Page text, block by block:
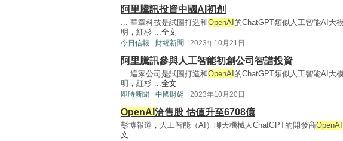
阿里騰訊投資中國AI初創
... 華章科技是試圖打造和OpenAI 的ChatGPT類似人工智能AI大
明，紅杉 ...全文
今日信報 財經新聞 2023年10月21日
阿里騰訊參與人工智能初創公司智譜投資
... 這家公司是試圖打造和OpenAI 的ChatGPT類似人工智能AI大
明，紅杉 ...全文
即時新聞 中國財經 2023年10月20日
OpenAI 洽售股 估值升至6708億
彭博報道，人工智能（AI）聊天機械人ChatGPT的開發商OpenAI
文